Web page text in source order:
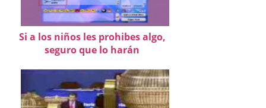
Si a los niños les prohibes algo,
seguro que lo harán